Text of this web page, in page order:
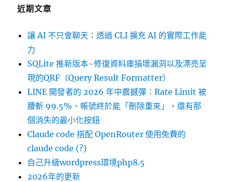
近期文章
讓 AI 不只會聊天：透過 CLI 擴充 AI 的實際工作能
力
SQLite 推新版本~修復資料庫損壞漏洞以及漂亮呈
現的QRF（Query Result Formatter）
LINE 開發者的 2026 年中震撼彈：Rate Limit 被
腰斬 99.5%、帳號終於能「刪除重來」，還有那
個消失的最小化按鈕
Claude code 搭配 OpenRouter 使用免費的
claude code (?)
自己升級wordpress環境php8.5
2026年的更新